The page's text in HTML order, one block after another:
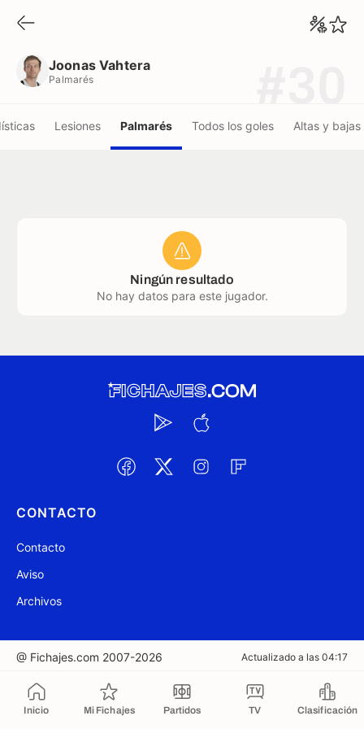
Inicio Mi Fichajes Partidos TV Clasificación
Joonas Vahtera
Palmarés
Lesiones Palmarés Todos los goles Altas y bajas
Ningún resultado
No hay datos para este jugador.
CONTACTO
Contacto
Aviso
Archivos
@ Fichajes.com 2007-2026 Actualizado a las 04:17
Copiado al portapapeles